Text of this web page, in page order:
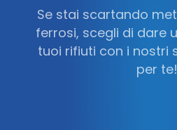
Se stai scartando
ferrosi, scegli di dare
tuoi rifiuti con i nostri
per te!